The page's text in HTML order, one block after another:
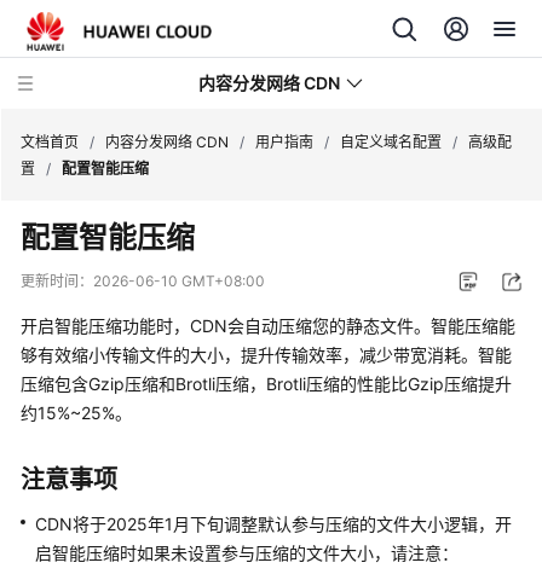
内容分发网络 CDN
最
新
动
服
务
公
产
品
介
绍
文档首页 / 内容分发网络 CDN / 用户指南 / 自定义域名配置 / 高级配
置
/ 配置智能压缩
配置智能压缩
更新时间： 2026-06-10 GMT+08:00
开启智能压缩功能时，CDN会自动压缩您的静态文件。智能压缩能
够有效缩小传输文件的大小，提升传输效率，减少带宽消耗。智能
压缩包含Gzip压缩和Brotli压缩，Brotli压缩的性能比Gzip压缩提升
约15%~25%。
注意事项
CDN将于2025年1月下旬调整默认参与压缩的文件大小逻辑，开
启智能压缩时如果未设置参与压缩的文件大小，请注意：